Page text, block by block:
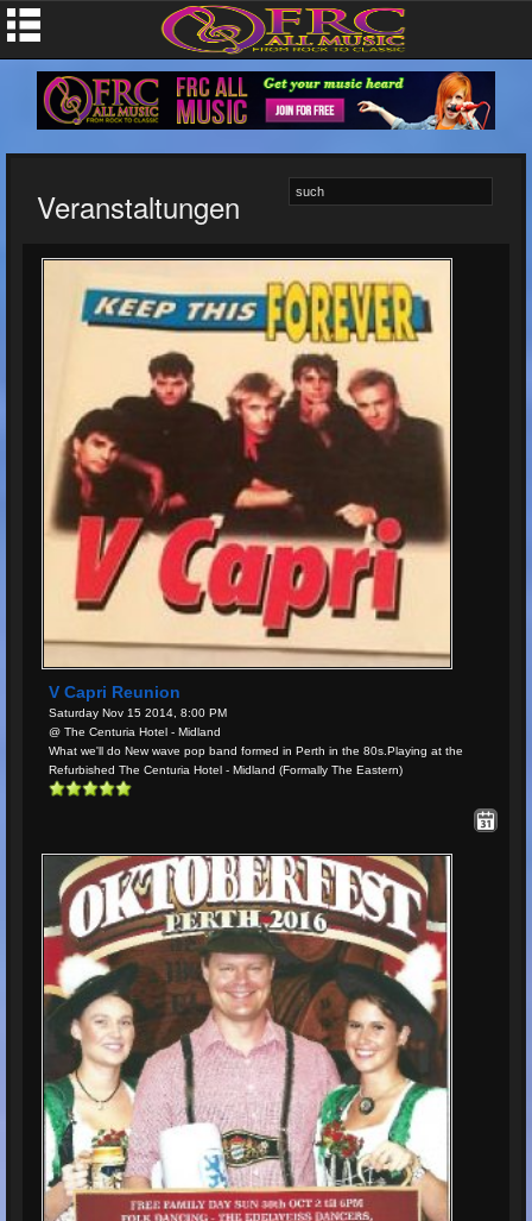
Veranstaltungen
V Capri Reunion
Saturday Nov 15 2014, 8:00 PM
@ The Centuria Hotel - Midland
What we'll do New wave pop band formed in Perth in the 80s.Playing at the
Refurbished The Centuria Hotel - Midland (Formally The Eastern)